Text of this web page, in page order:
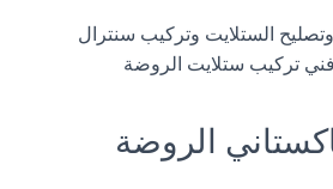
الستلايت وتركيب سنترال
تركيب ستلايت الروضة
الروضة